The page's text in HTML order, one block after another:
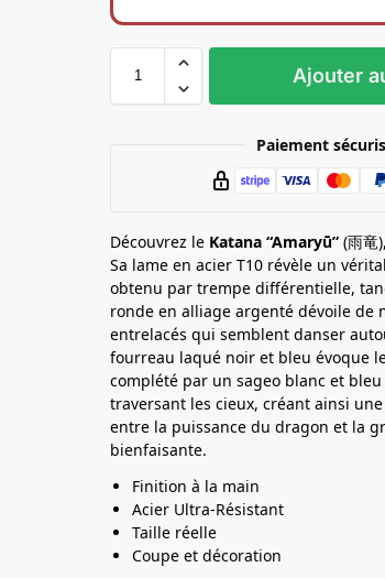
o
i
e
p
p
o
r
K
a
t
a
n
a
Ajouter
Paiement
Découvrez le Katana “Amaryū” (雨竜
Sa lame en acier T10 révèle un
obtenu par trempe différentielle,
ronde en alliage argenté dévoile de
entrelacés qui semblent danser
fourreau laqué noir et bleu évoque
complété par un sageo blanc et
traversant les cieux, créant ainsi
entre la puissance du dragon et la
bienfaisante.
Finition à la main
Acier Ultra-Résistant
Taille réelle
Coupe et décoration